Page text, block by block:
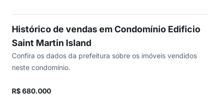
Histórico de vendas em Condomínio Edificio
Saint Martin Island
Confira os dados da prefeitura sobre os imóveis vendidos
neste condomínio.
R$ 680.000